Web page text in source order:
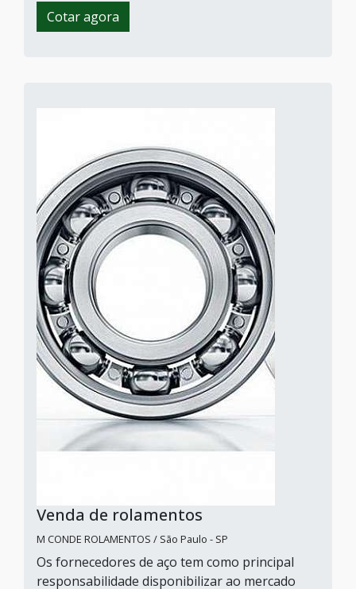
Cotar agora
Venda de rolamentos
M CONDE ROLAMENTOS / São Paulo - SP
Os fornecedores de aço tem como principal
responsabilidade disponibilizar ao mercado